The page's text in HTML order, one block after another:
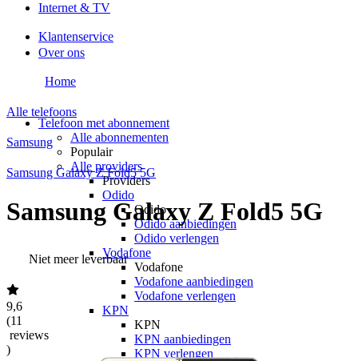
Internet & TV
Klantenservice
Over ons
Telefoon met abonnement
Alle abonnementen
Populair
Alle providers
Providers
Odido
Odido
Odido aanbiedingen
Odido verlengen
Vodafone
Vodafone
Vodafone aanbiedingen
Vodafone verlengen
KPN
KPN
KPN aanbiedingen
KPN verlengen
Home
Alle telefoons
Samsung
Samsung Galaxy Z Fold5 5G
Samsung Galaxy Z Fold5 5G
Niet meer leverbaar
9,6
(11
reviews
)